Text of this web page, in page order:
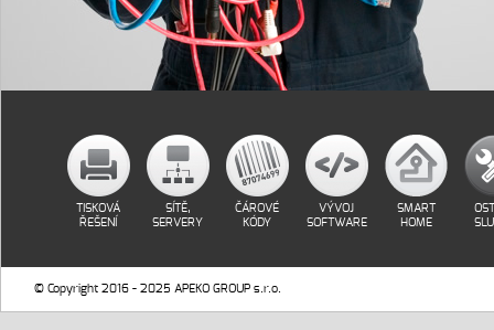
TISKOVÁ
ŘEŠENÍ
SÍTĚ,
SERVERY
ČÁROVÉ
KÓDY
VÝVOJ
SOFTWARE
SMART
HOME
© Copyright 2016 - 2025 APEKO GROUP s.r.o.